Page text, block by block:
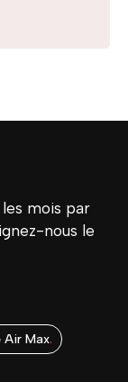
mois par
nous le
Air Max.